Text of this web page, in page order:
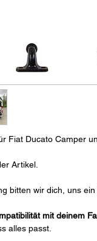
Fiat Ducato Camper
Artikel.
bitten wir dich, uns ein
mit deinem
alles passt.